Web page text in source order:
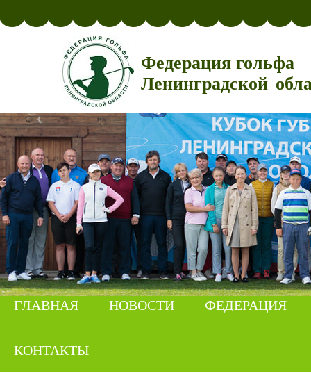
Федерация гольфа
Ленинградской
ГЛАВНАЯ НОВОСТИ ФЕДЕРАЦИЯ
КОНТАКТЫ